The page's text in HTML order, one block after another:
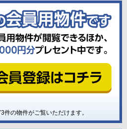
件の物件がご覧いただけます。